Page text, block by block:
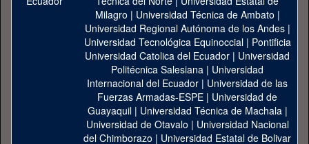
Milagro | Universidad Técnica de Ambato |
Universidad Regional Autónoma de los Andes|
Universidad Tecnológica Equinoccial| Pontificia
Universidad Catolica del Ecuador | Universidad
Politécnica Salesiana | Universidad
Internacional del Ecuador | Universidad de las
Fuerzas Armadas-ESPE | Universidad de
Guayaquil| Universidad Técnica de Machala|
Universidad de Otavalo | Universidad Nacional
del Chimborazo | Universidad Estatal de Bolivar